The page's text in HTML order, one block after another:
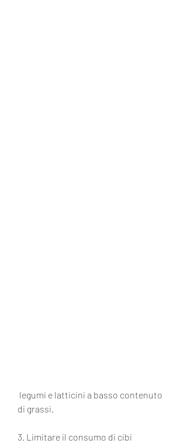
di grassi.
3. Limitare il consumo di cibi